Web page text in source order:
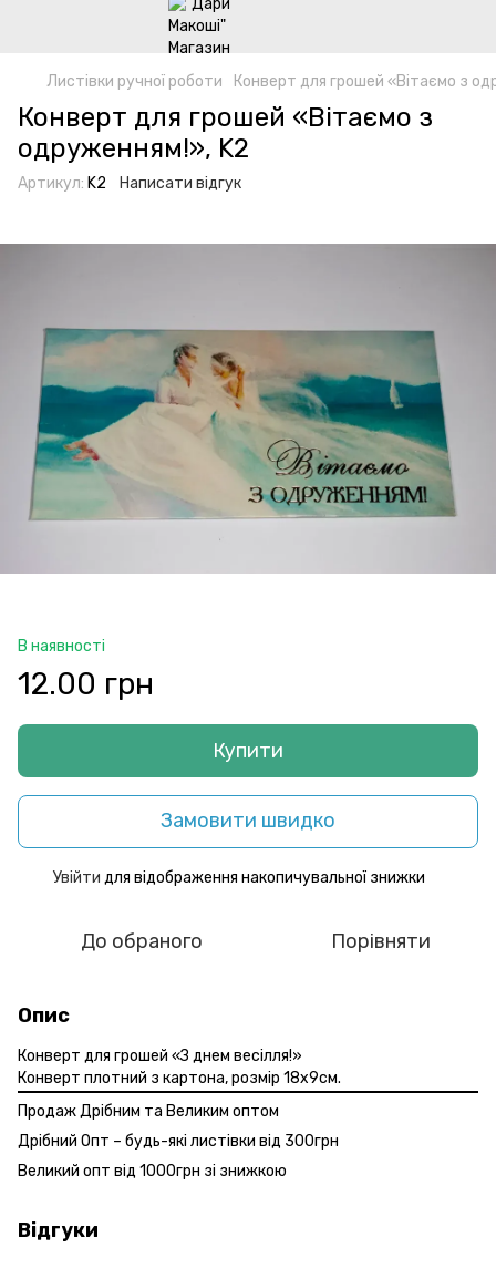
Листівки ручної роботи Конверт для грошей «Вітаємо з
Конверт для грошей «Вітаємо з
одруженням!», K2
Артикул: K2 Написати відгук
В наявності
12.00 грн
Купити
Замовити швидко
Увійти для відображення накопичувальної знижки
До обраного Порівняти
Опис
Конверт для грошей «З днем весілля!»
Конверт плотний з картона, розмір 18х9см.
Продаж Дрібним та Великим оптом
Дрібний Опт – будь-які листівки від 300грн
Великий опт від 1000грн зі знижкою
Відгуки